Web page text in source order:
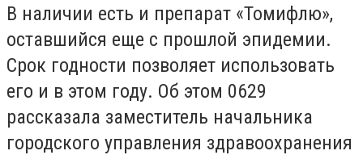
В наличии есть и препарат «Томифлю»,
оставшийся еще с прошлой эпидемии.
Срок годности позволяет использовать
его и в этом году. Об этом 0629
рассказала заместитель начальника
городского управления здравоохранения